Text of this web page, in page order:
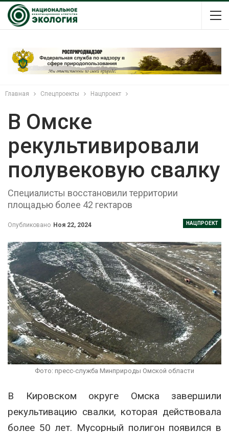
Главная Спецпроекты Нацпроект
В Омске
рекультивировали
полувековую свалку
Специалисты восстановили территории
площадью более 42 гектаров
НАЦПРОЕКТ
Опубликовано Ноя 22, 2024
Фото: пресс-служба Минприроды Омской области
В Кировском округе Омска завершили
рекультивацию свалки, которая действовала
более 50 лет. Мусорный полигон появился в